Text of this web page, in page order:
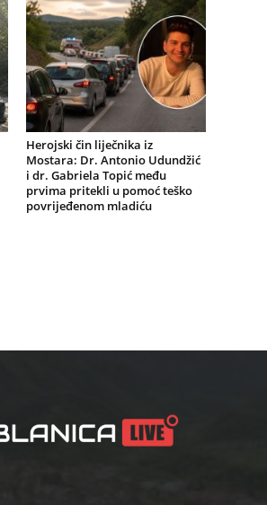
Herojski čin liječnika iz
Mostara: Dr. Antonio Udundžić
i dr. Gabriela Topić među
prvima pritekli u pomoć teško
povrijeđenom mladiću